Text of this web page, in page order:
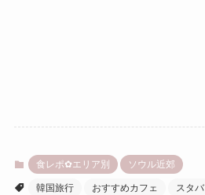
食レポ✿エリア別 ソウル近郊
韓国旅行 おすすめカフェ スタバ